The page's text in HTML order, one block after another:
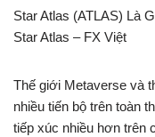
Star Atlas (ATLAS) Là
Star Atlas – FX Việt
Thế giới Metaverse và
nhiều tiến bộ trên toàn
tiếp xúc nhiều hơn trên